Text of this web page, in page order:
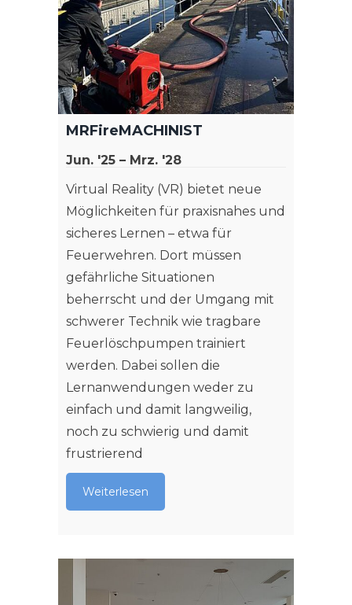
MRFireMACHINIST
Jun. '25 – Mrz. '28
Virtual Reality (VR) bietet neue
Möglichkeiten für praxisnahes und
sicheres Lernen – etwa für
Feuerwehren. Dort müssen
gefährliche Situationen
beherrscht und der Umgang mit
schwerer Technik wie tragbare
Feuerlöschpumpen trainiert
werden. Dabei sollen die
Lernanwendungen weder zu
einfach und damit langweilig,
noch zu schwierig und damit
frustrierend
Weiterlesen